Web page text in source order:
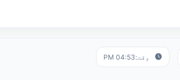
وقت:04:53 PM